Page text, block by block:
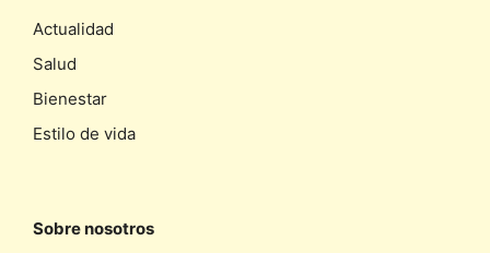
Actualidad
Salud
Bienestar
Estilo de vida
Sobre nosotros